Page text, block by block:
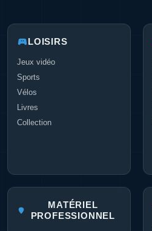
LOISIRS
Jeux vidéo
Sports
Vélos
Livres
Collection
MATÉRIEL
PROFESSIONNEL